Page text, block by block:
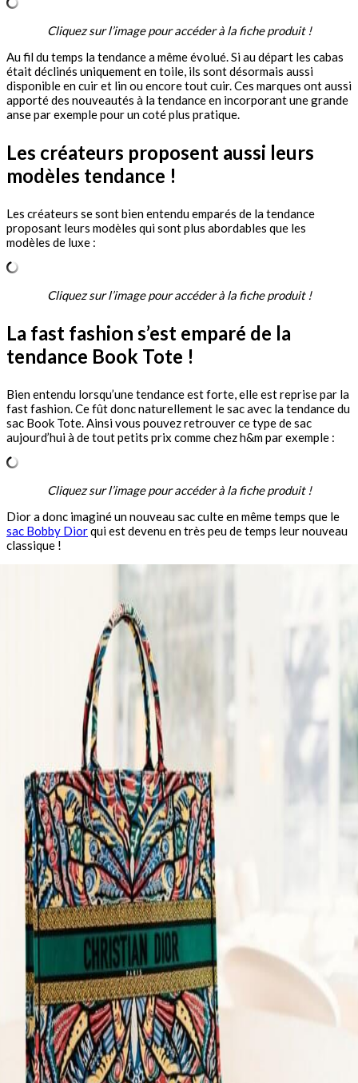
Cliquez sur l’image pour accéder à la fiche produit !
Au fil du temps la tendance a même évolué. Si au départ les cabas
était déclinés uniquement en toile, ils sont désormais aussi
disponible en cuir et lin ou encore tout cuir. Ces marques ont aussi
apporté des nouveautés à la tendance en incorporant une grande
anse par exemple pour un coté plus pratique.
Les créateurs proposent aussi leurs
modèles tendance !
Les créateurs se sont bien entendu emparés de la tendance
proposant leurs modèles qui sont plus abordables que les
modèles de luxe :
Cliquez sur l’image pour accéder à la fiche produit !
La fast fashion s’est emparé de la
tendance Book Tote !
Bien entendu lorsqu’une tendance est forte, elle est reprise par la
fast fashion. Ce fût donc naturellement le sac avec la tendance du
sac Book Tote. Ainsi vous pouvez retrouver ce type de sac
aujourd’hui à de tout petits prix comme chez h&m par exemple :
Cliquez sur l’image pour accéder à la fiche produit !
Dior a donc imaginé un nouveau sac culte en même temps que le
sac Bobby Diorqui est devenu en très peu de temps leur nouveau
classique !